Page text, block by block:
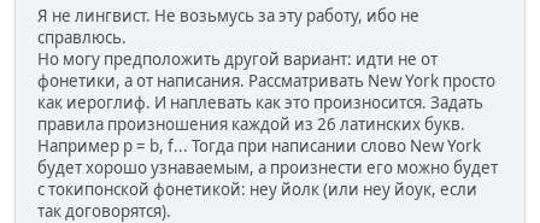
Я не лингвист. Не возьмусь за эту работу, ибо не
справлюсь.
Но могу предположить другой вариант: идти не от
фонетики, а от написания. Рассматривать New York просто
как иероглиф. И наплевать как это произносится. Задать
правила произношения каждой из 26 латинских букв.
Например p = b, f... Тогда при написании слово New York
будет хорошо узнаваемым, а произнести его можно будет
с токипонской фонетикой: неу йолк (или неу йоук, если
так договорятся).